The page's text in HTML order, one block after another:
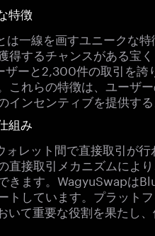
特徴
一線を画すユニークな
得するチャンスがある宝
ザーと2,300件の取引を
これらの特徴は、ユーザ
ンセンティブを提供する
組み
レット間で直接取引が
直接取引メカニズムによ
きます。WagyuSwapは
トしています。プラット
いて重要な役割を果たし